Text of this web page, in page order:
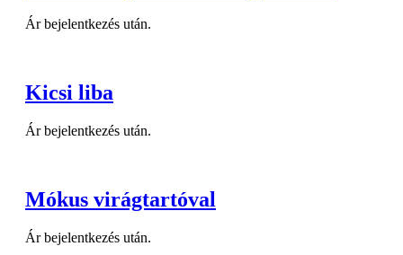
Ár bejelentkezés után.
Kicsi liba
Ár bejelentkezés után.
Mókus virágtartóval
Ár bejelentkezés után.